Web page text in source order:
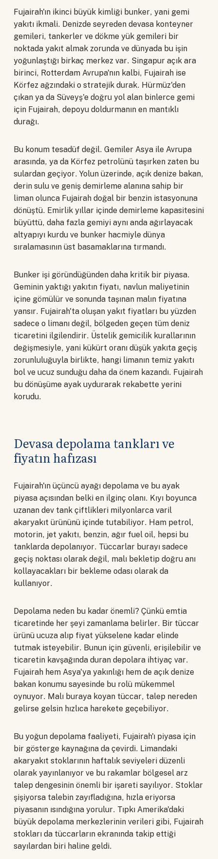
Fujairah'ın ikinci büyük kimliği bunker, yani gemi
yakıtı ikmali. Denizde seyreden devasa konteyner
gemileri, tankerler ve dökme yük gemileri bir
noktada yakıt almak zorunda ve dünyada bu işin
yoğunlaştığı birkaç merkez var. Singapur açık ara
birinci, Rotterdam Avrupa'nın kalbi, Fujairah ise
Körfez ağzındaki o stratejik durak. Hürmüz'den
çıkan ya da Süveyş'e doğru yol alan binlerce gemi
için Fujairah, depoyu doldurmanın en mantıklı
durağı.
Bu konum tesadüf değil. Gemiler Asya ile Avrupa
arasında, ya da Körfez petrolünü taşırken zaten bu
sulardan geçiyor. Yolun üzerinde, açık denize bakan,
derin sulu ve geniş demirleme alanına sahip bir
liman olunca Fujairah doğal bir benzin istasyonuna
dönüştü. Emirlik yıllar içinde demirleme kapasitesini
büyüttü, daha fazla gemiyi aynı anda ağırlayacak
altyapıyı kurdu ve bunker hacmiyle dünya
sıralamasının üst basamaklarına tırmandı.
Bunker işi göründüğünden daha kritik bir piyasa.
Geminin yaktığı yakıtın fiyatı, navlun maliyetinin
içine gömülür ve sonunda taşınan malın fiyatına
yansır. Fujairah'ta oluşan yakıt fiyatları bu yüzden
sadece o limanı değil, bölgeden geçen tüm deniz
ticaretini ilgilendirir. Üstelik gemicilik kurallarının
değişmesiyle, yani kükürt oranı düşük yakıta geçiş
zorunluluğuyla birlikte, hangi limanın temiz yakıtı
bol ve ucuz sunduğu daha da önem kazandı. Fujairah
bu dönüşüme ayak uydurarak rekabette yerini
korudu.
Devasa depolama tankları ve
fiyatın hafızası
Fujairah'ın üçüncü ayağı depolama ve bu ayak
piyasa açısından belki en ilginç olanı. Kıyı boyunca
uzanan dev tank çiftlikleri milyonlarca varil
akaryakıt ürününü içinde tutabiliyor. Ham petrol,
motorin, jet yakıtı, benzin, ağır fuel oil, hepsi bu
tanklarda depolanıyor. Tüccarlar burayı sadece
geçiş noktası olarak değil, malı bekletip doğru anı
kollayacakları bir bekleme odası olarak da
kullanıyor.
Depolama neden bu kadar önemli? Çünkü emtia
ticaretinde her şeyi zamanlama belirler. Bir tüccar
ürünü ucuza alıp fiyat yükselene kadar elinde
tutmak isteyebilir. Bunun için güvenli, erişilebilir ve
ticaretin kavşağında duran depolara ihtiyaç var.
Fujairah hem Asya'ya yakınlığı hem de açık denize
bakan konumu sayesinde bu rolü mükemmel
oynuyor. Malı buraya koyan tüccar, talep nereden
gelirse gelsin hızlıca harekete geçebiliyor.
Bu yoğun depolama faaliyeti, Fujairah'ı piyasa için
bir gösterge kaynağına da çevirdi. Limandaki
akaryakıt stoklarının haftalık seviyeleri düzenli
olarak yayınlanıyor ve bu rakamlar bölgesel arz
talep dengesinin önemli bir işareti sayılıyor. Stoklar
şişiyorsa talebin zayıfladığına, hızla eriyorsa
piyasanın ısındığına yorulur. Tıpkı Amerika'daki
büyük depolama merkezlerinin verileri gibi, Fujairah
stokları da tüccarların ekranında takip ettiği
sayılardan biri haline geldi.